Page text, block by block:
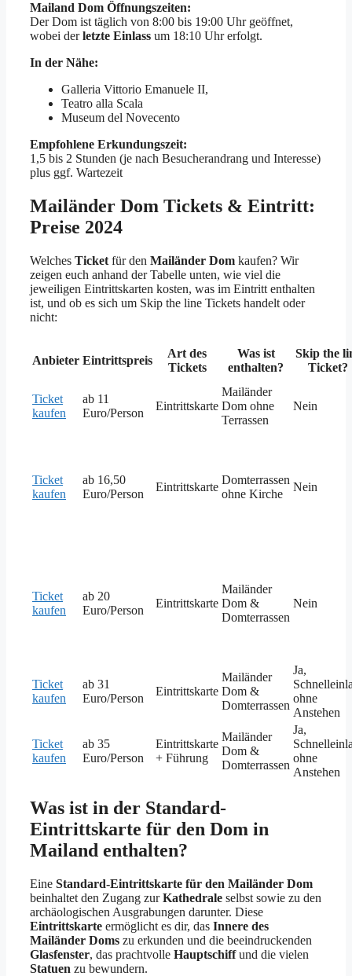
Mailand Dom Öffnungszeiten:
Der Dom ist täglich von 8:00 bis 19:00 Uhr geöffnet,
wobei derletzte Einlass um 18:10 Uhr erfolgt.
In der Nähe:
Galleria Vittorio Emanuele II,
Teatro alla Scala
Museum del Novecento
Empfohlene Erkundungszeit:
1,5 bis 2 Stunden (je nach Besucherandrang und Interesse)
plus ggf. Wartezeit
Mailänder Dom Tickets & Eintritt:
Preise 2024
Welches Ticket für den Mailänder Dom kaufen? Wir
zeigen euch anhand der Tabelle unten, wie viel die
jeweiligen Eintrittskarten kosten, was im Eintritt enthalten
ist, und ob es sich um Skip the line Tickets handelt oder
nicht:
Anbieter Eintrittspreis
Art des
Tickets
Was ist
enthalten?
Skip the
Ticket?
Ticket
kaufen
ab 11
Euro/Person
Eintrittskarte
Mailänder
Dom ohne
Terrassen
Nein
Ticket
kaufen
ab 16,50
Euro/Person
Eintrittskarte
Domterrassen
ohne Kirche
Nein
Ticket
kaufen
ab 20
Euro/Person
Eintrittskarte
Mailänder
Dom &
Domterrassen
Nein
Ticket
kaufen
ab 31
Euro/Person
Eintrittskarte
Mailänder
Dom &
Domterrassen
Ja,
ohne
Anstehen
Ticket
kaufen
ab 35
Euro/Person
Eintrittskarte
+ Führung
Mailänder
Dom &
Domterrassen
Ja,
ohne
Anstehen
Was ist in der Standard-
Eintrittskarte für den Dom in
Mailand enthalten?
Eine Standard-Eintrittskarte für den Mailänder Dom
beinhaltet den Zugang zurKathedrale selbst sowie zu den
archäologischen Ausgrabungen darunter. Diese
Eintrittskarte ermöglicht es dir, das Innere des
Mailänder Doms zu erkunden und die beeindruckenden
Glasfenster, das prachtvolle Hauptschiffund die vielen
Statuen zu bewundern.